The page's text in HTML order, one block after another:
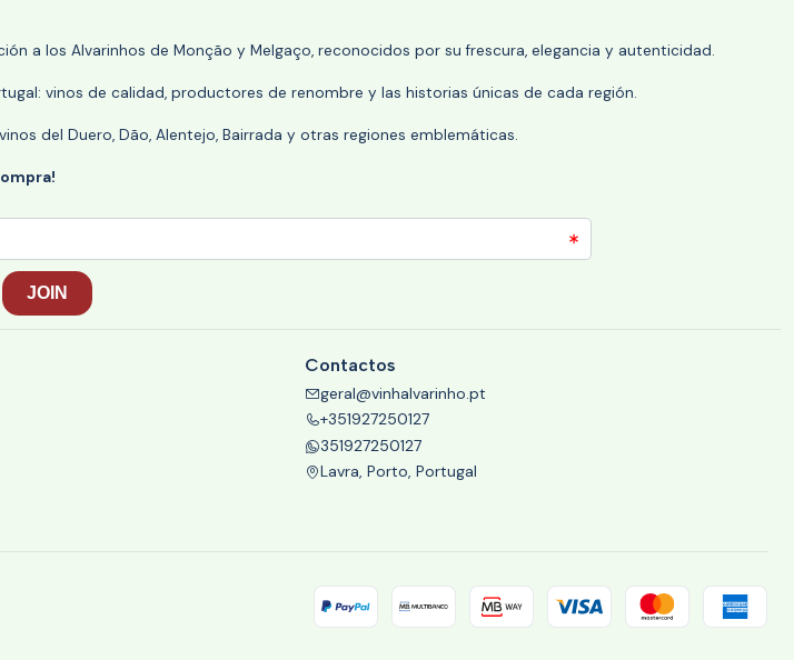
a los Alvarinhos de Monção y Melgaço, reconocidos por su frescura, elegancia y autenticidad.
vinos de calidad, productores de renombre y las historias únicas de cada región.
del Duero, Dão, Alentejo, Bairrada y otras regiones emblemáticas.
Contactos
geral@vinhalvarinho.pt
+351927250127
351927250127
Lavra, Porto, Portugal